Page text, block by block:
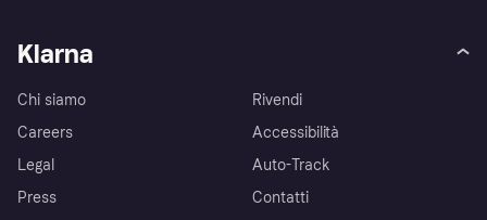
Klarna
Chi siamo
Careers
Legal
Press
Rivendi
Accessibilità
Auto-Track
Contatti